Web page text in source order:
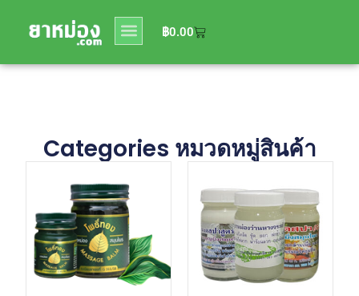
฿0.00
฿0.00
Categories หมวดหมู่สินค้า